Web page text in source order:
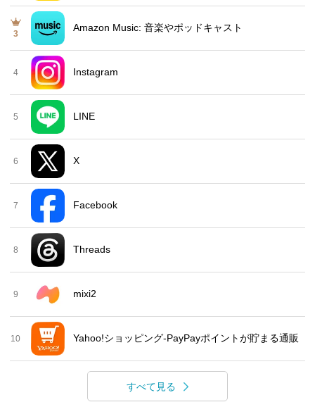
3
Amazon Music: 音楽やポッドキャスト
4 Instagram
5 LINE
6 X
7 Facebook
8 Threads
9 mixi2
10 Yahoo!ショッピング-PayPayポイントが貯まる通販
すべて見る